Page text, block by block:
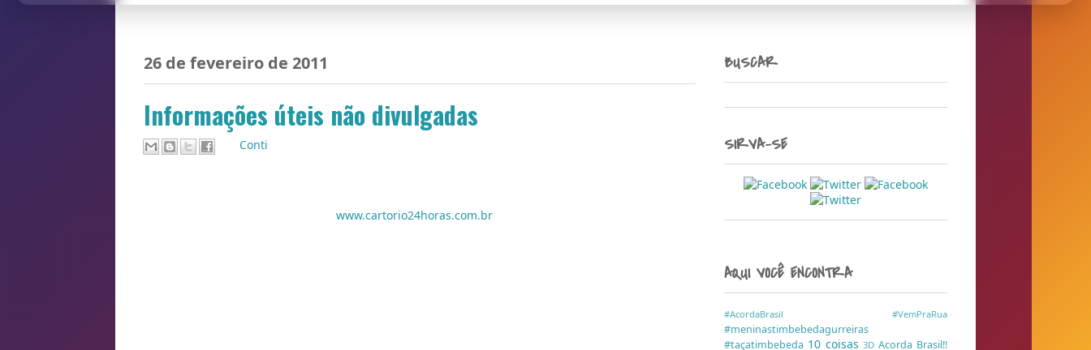
26 de fevereiro de 2011
Informações úteis não divulgadas
Conti
www.cartorio24horas.com.br
BUSCAR
SIRVA-SE
AQUI VOCÊ ENCONTRA
#AcordaBrasil #VemPraRua
#meninastimbebedagurreiras
#taçatimbebeda 10 coisas3DAcorda Brasil!!